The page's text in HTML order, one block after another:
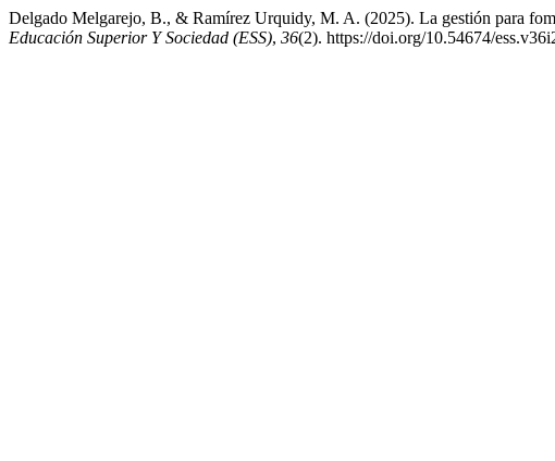
Delgado Melgarejo, B., & Ramírez Urquidy, M. A. (2025). La gestión para
Educación Superior Y Sociedad (ESS), 36(2). https://doi.org/10.54674/